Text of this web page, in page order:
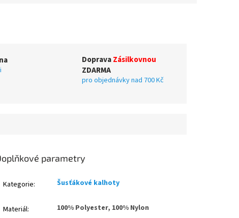
DopravaZásilkovnou
ZDARMA
pro objednávky nad 700 Kč
parametry
Kategorie: Šusťákové kalhoty
Materiál: 100% Polyester, 100% Nylon